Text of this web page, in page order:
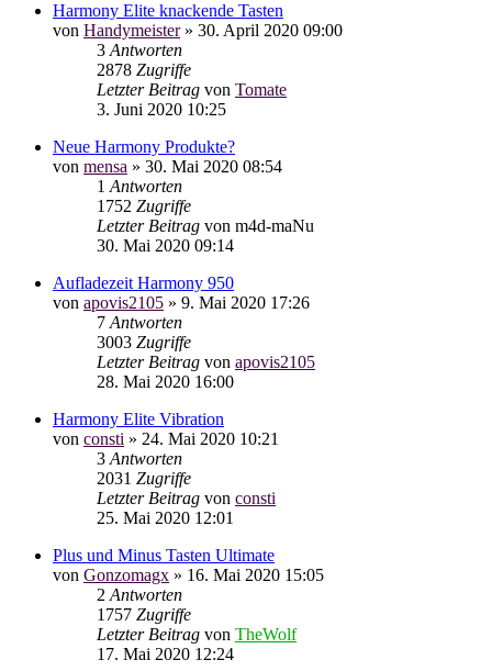
Harmony Elite knackende Tasten
von Handymeister» 30. April 2020 09:00
3 Antworten
2878 Zugriffe
Letzter Beitrag von Tomate
3. Juni 2020 10:25
Neue Harmony Produkte?
von mensa » 30. Mai 2020 08:54
1 Antworten
1752 Zugriffe
Letzter Beitrag von m4d-maNu
30. Mai 2020 09:14
Aufladezeit Harmony 950
von apovis2105 » 9. Mai 2020 17:26
7 Antworten
3003 Zugriffe
Letzter Beitrag von apovis2105
28. Mai 2020 16:00
Harmony Elite Vibration
von consti » 24. Mai 2020 10:21
3 Antworten
2031 Zugriffe
Letzter Beitrag von consti
25. Mai 2020 12:01
Plus und Minus Tasten Ultimate
von Gonzomagx » 16. Mai 2020 15:05
2 Antworten
1757 Zugriffe
Letzter Beitrag von TheWolf
17. Mai 2020 12:24